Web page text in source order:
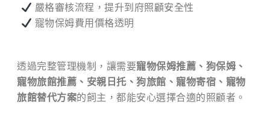
嚴格審核流程，提升到府照顧安全性
寵物保姆費用價格透明
透過完整管理機制，讓需要寵物保姆推薦、狗保姆、
寵物旅館推薦、安親日托、狗旅館、寵物寄宿、寵物
旅館替代方案的飼主，都能安心選擇合適的照顧者。